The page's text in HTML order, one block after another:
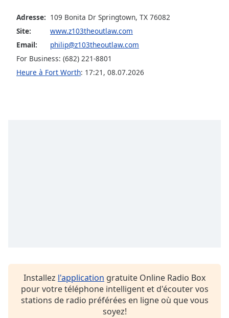
Opacity
Caption
Area
Background
Color
Close
Modal
Adresse: 109 Bonita Dr Springtown, TX 76082
Site:
www.z103theoutlaw.com
Email:
philip@z103theoutlaw.com
For Business: (682) 221-8801
Heure à Fort Worth: 17:21 , 08.07.2026
Installez l'application gratuite Online Radio Box
pour votre téléphone intelligent et d'écouter vos
stations de radio préférées en ligne où que vous
soyez!